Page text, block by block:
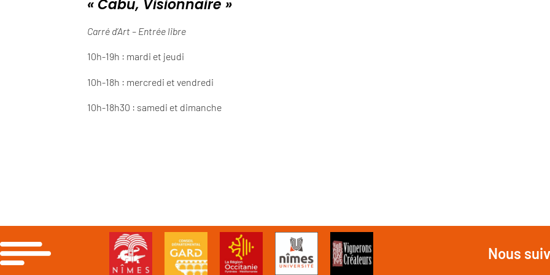
« Cabu, Visionnaire »
Carré d’Art – Entrée libre
10h-19h : mardi et jeudi
10h-18h : mercredi et vendredi
10h-18h30 : samedi et dimanche
Nous